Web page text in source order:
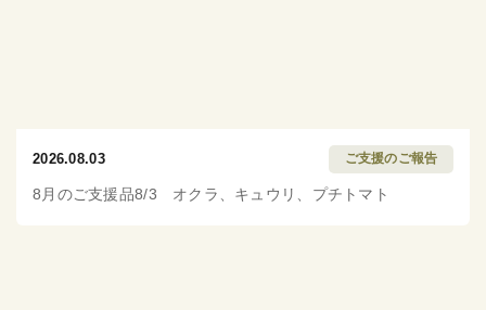
2026.08.03 ご支援のご報告
8月のご支援品8/3 オクラ、キュウリ、プチトマト